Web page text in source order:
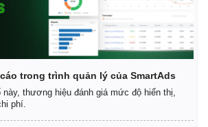
trong trình quản lý của SmartAds
này, thương hiệu đánh giá mức độ hiển thị,
phí.